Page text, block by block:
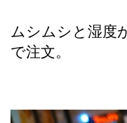
ムシムシと湿度
で注文。